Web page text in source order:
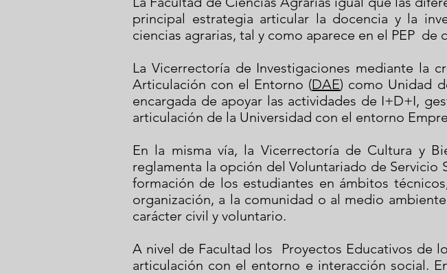
principal estrategia articular la docencia y la
ciencias agrarias, tal y como aparece en el PEP de
La Vicerrectoría de Investigaciones mediante la
Articulación con el Entorno (DAE) como Unidad
encargada de apoyar las actividades de I+D+I,
articulación de la Universidad con el entorno
En la misma vía, la Vicerrectoría de Cultura y
reglamenta la opción del Voluntariado de
formación de los estudiantes en ámbitos
organización, a la comunidad o al medio
carácter civil y voluntario.
A nivel de Facultad los Proyectos Educativos de
articulación con el entorno e interacción social.